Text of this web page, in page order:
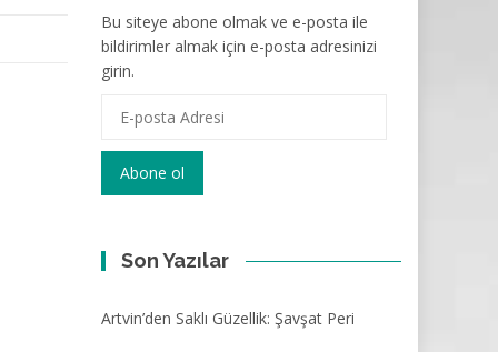
Bu siteye abone olmak ve e-posta ile
bildirimler almak için e-posta adresinizi
girin.
posta
Adresi
Abone ol
Son Yazılar
Artvin’den Saklı Güzellik: Şavşat Peri